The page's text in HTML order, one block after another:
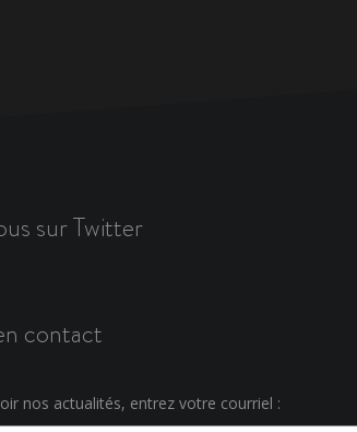
sur Twitter
contact
nos actualités, entrez votre courriel :